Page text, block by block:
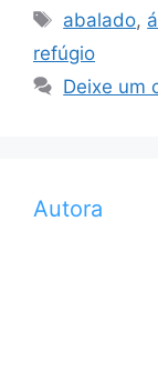
Tags
abalado,
refúgio
Deixe um
Autora